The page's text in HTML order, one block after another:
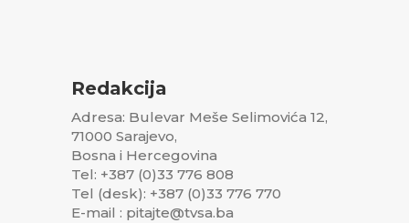
Redakcija
Adresa: Bulevar Meše Selimovića 12,
71000 Sarajevo,
Bosna i Hercegovina
Tel: +387 (0)33 776 808
Tel (desk): +387 (0)33 776 770
E-mail : pitajte@tvsa.ba